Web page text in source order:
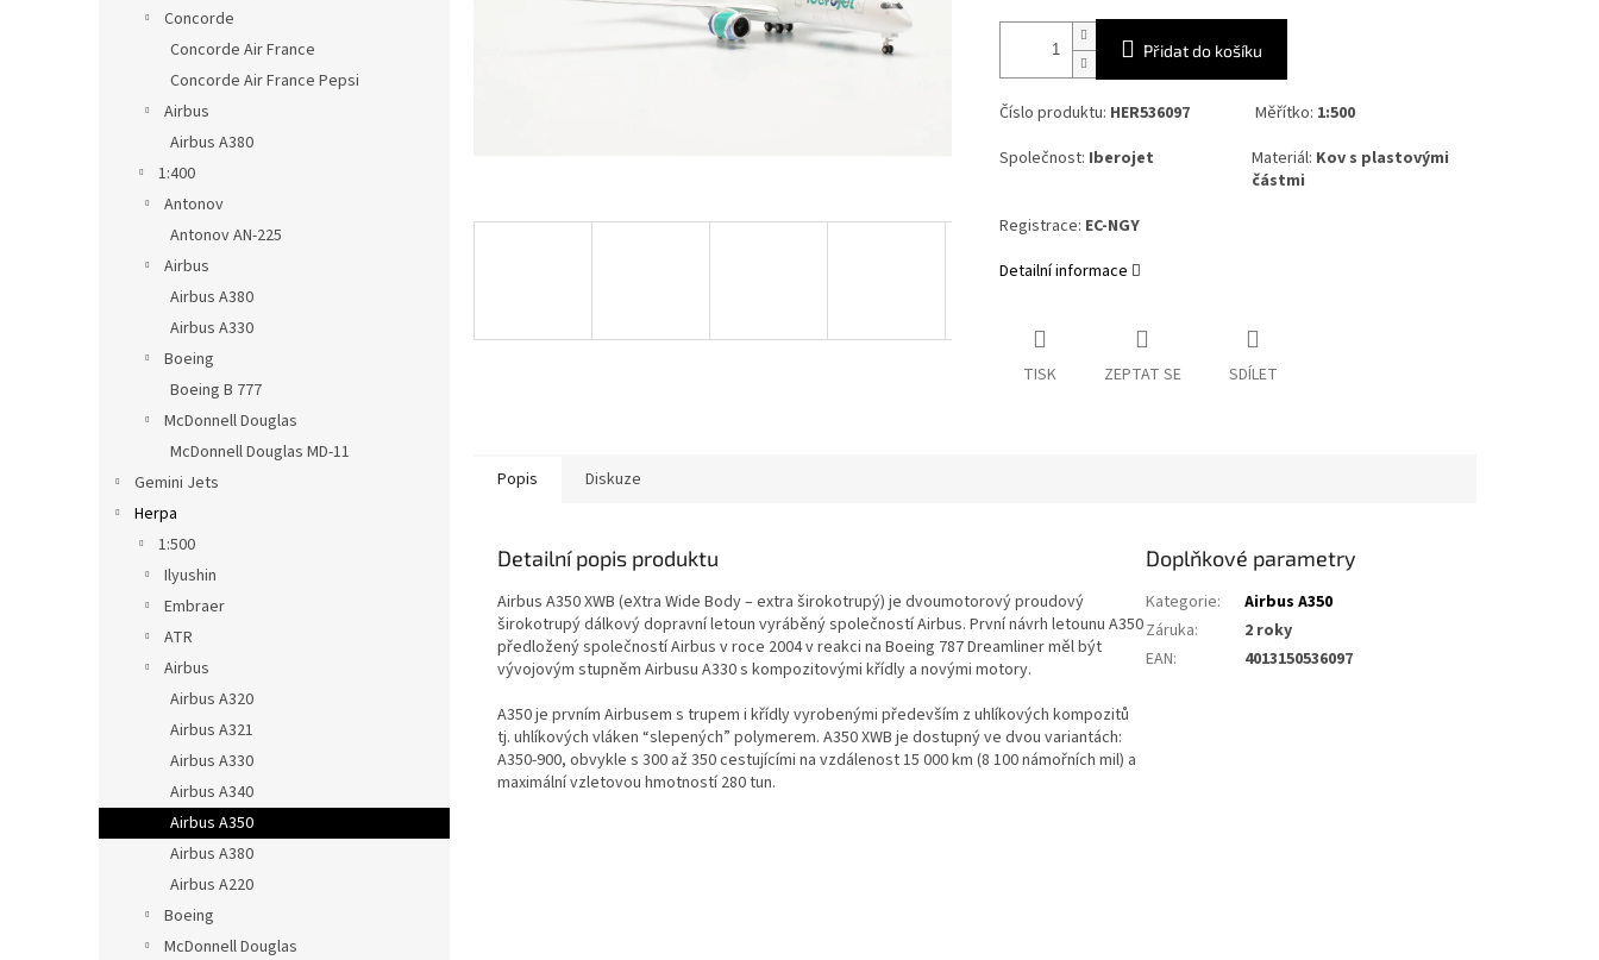
Concorde
Concorde Air France
Concorde Air France Pepsi
Airbus
Airbus A380
1:400
Antonov
Antonov AN-225
Airbus
Airbus A380
Airbus A330
Boeing
Boeing B 777
McDonnell Douglas
McDonnell Douglas MD-11
Gemini Jets
Herpa
1:500
Ilyushin
Embraer
ATR
Airbus
Airbus A320
Airbus A321
Airbus A330
Airbus A340
Airbus A350
Airbus A380
Airbus A220
Boeing
McDonnell Douglas
Přidat do košíku
Číslo produktu: HER536097 Měřítko: 1:500
Společnost: Iberojet Materiál: Kov s plastovými
částmi
Registrace: EC-NGY
Detailní informace
TISK ZEPTAT SE SDÍLET
Popis Diskuze
Detailní popis produktu
Airbus A350 XWB (eXtra Wide Body – extra širokotrupý) je dvoumotorový proudový
širokotrupý dálkový dopravní letoun vyráběný společností Airbus. První návrh letounu A350
předložený společností Airbus v roce 2004 v reakci na Boeing 787 Dreamliner měl být
vývojovým stupněm Airbusu A330 s kompozitovými křídly a novými motory.
A350 je prvním Airbusem s trupem i křídly vyrobenými především z uhlíkových kompozitů
tj. uhlíkových vláken “slepených” polymerem. A350 XWB je dostupný ve dvou variantách:
A350-900, obvykle s 300 až 350 cestujícími na vzdálenost 15 000 km (8 100 námořních mil) a
maximální vzletovou hmotností 280 tun.
Doplňkové parametry
Kategorie:
Airbus A350
Záruka:
2 roky
EAN: 4013150536097